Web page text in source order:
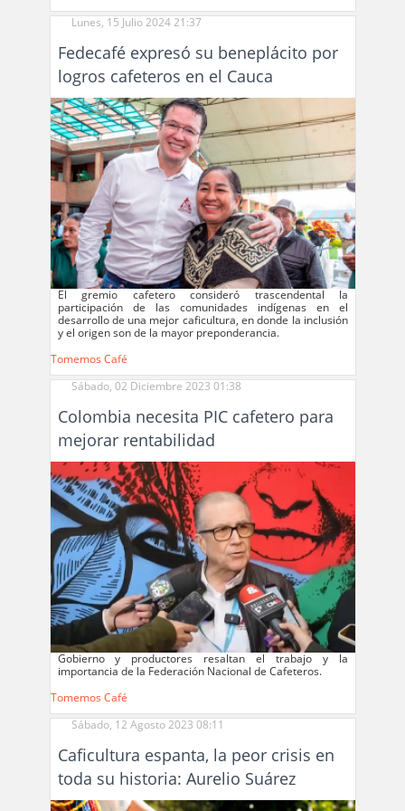
Lunes, 15 Julio 2024 21:37
Fedecafé expresó su beneplácito por
logros cafeteros en el Cauca
El gremio cafetero consideró trascendental la
participación de las comunidades indígenas en el
desarrollo de una mejor caficultura, en donde la inclusión
y el origen son de la mayor preponderancia.
Tomemos Café
Sábado, 02 Diciembre 2023 01:38
Colombia necesita PIC cafetero para
mejorar rentabilidad
Gobierno y productores resaltan el trabajo y la
importancia de la Federación Nacional de Cafeteros.
Tomemos Café
Sábado, 12 Agosto 2023 08:11
Caficultura espanta, la peor crisis en
toda su historia: Aurelio Suárez